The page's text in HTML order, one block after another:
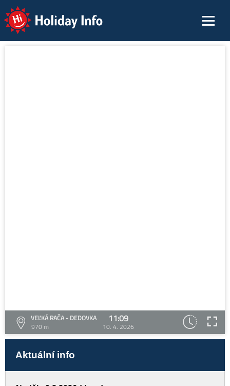
Holiday Info
VEĽKÁ RAČA - DEDOVKA
970 m
11:09
10. 4. 2026
Aktuální info